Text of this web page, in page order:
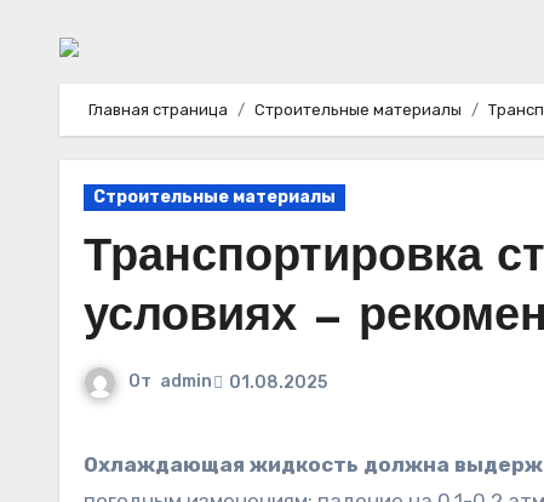
Главная страница Строительные материалы
Строительные материалы
Транспортировка
условиях —
От admin 01.08.2025
Охлаждающая жидкость должна